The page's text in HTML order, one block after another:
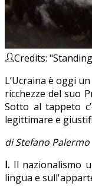
Credits:
L’Ucraina è oggi
ricchezze del suo
Sotto al tappeto
legittimare e
di Stefano Palermo
I. Il nazionalismo
lingua e